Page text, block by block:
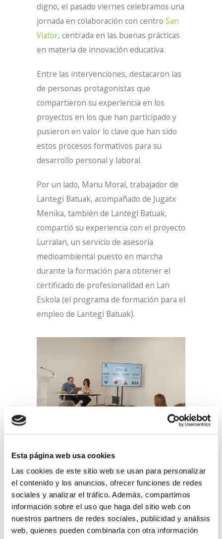
Esta página web usa cookies
Las cookies de este sitio web se usan para personalizar
el contenido y los anuncios, ofrecer funciones de redes
sociales y analizar el tráfico. Además, compartimos
información sobre el uso que haga del sitio web con
nuestros partners de redes sociales, publicidad y análisis
web, quienes pueden combinarla con otra información
digno, el pasado viernes celebramos una
jornada en colaboración con centro San
Viator, centrada en las buenas prácticas
en materia de innovación educativa.
Entre las intervenciones, destacaron las
de personas protagonistas que
compartieron su experiencia en los
proyectos en los que han participado y
pusieron en valor lo clave que han sido
estos procesos formativos para su
desarrollo personal y laboral.
Por un lado, Manu Moral, trabajador de
Lantegi Batuak, acompañado de Jugatx
Menika, también de Lantegi Batuak,
compartió su experiencia con el proyecto
Lurralan, un servicio de asesoría
medioambiental puesto en marcha
durante la formación para obtener el
certificado de profesionalidad en Lan
Eskola (el programa de formación para el
empleo de Lantegi Batuak).
Por su parte, Anne Álvarez y Josu
Alonso, trabajadores enGallarretay
Lantegi Batuak, acompañados de Ainhoa
de la Cruz y Alfredo Garmedia, de Centro
San Viator, hablaron de sus experiencias